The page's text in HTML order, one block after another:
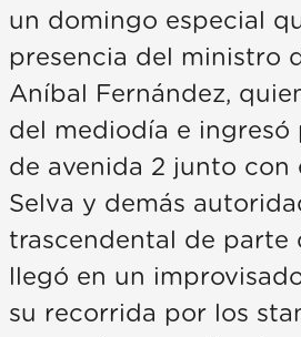
un domingo especial
presencia del ministro
Aníbal Fernández,
del mediodía e ingresó
de avenida 2 junto con
Selva y demás
trascendental de parte
llegó en un
su recorrida por los